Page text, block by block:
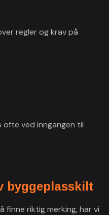
regler og krav på
ofte ved inngangen til
byggeplasskilt
finne riktig merking, har vi